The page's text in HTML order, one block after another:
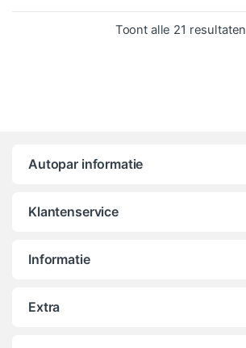
Toont alle 21 resultaten
Autopar informatie
Klantenservice
Informatie
Extra